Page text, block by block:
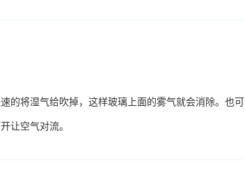
的将湿气给吹掉，这样玻璃上面的雾气就会消除。也可
让空气对流。